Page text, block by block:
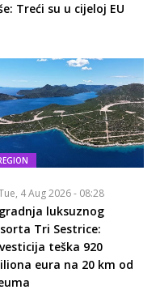
Treći su u cijeloj EU
4 Aug 2026 - 08:28
luksuznog
Tri Sestrice:
teška 920
eura na 20 km od